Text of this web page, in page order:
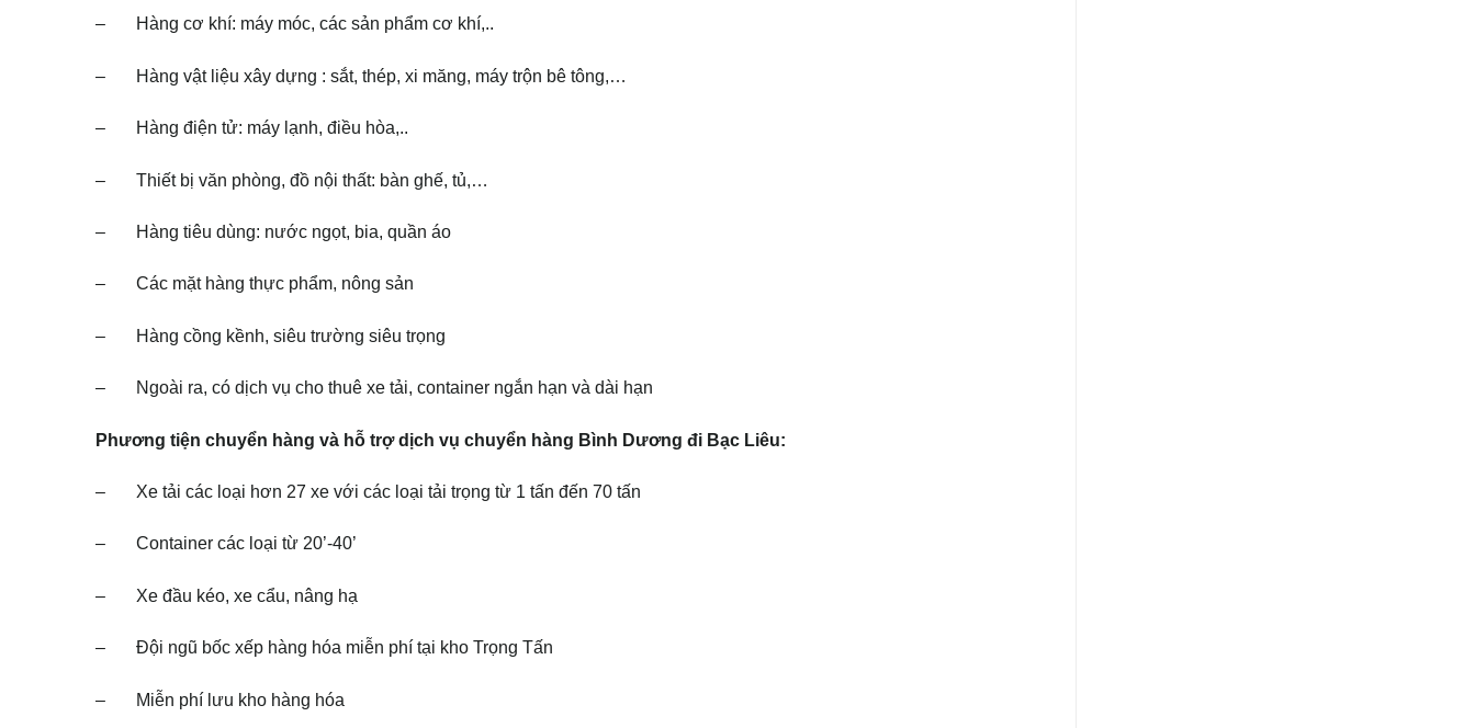
– Hàng cơ khí: máy móc, các sản phẩm cơ khí,..
– Hàng vật liệu xây dựng : sắt, thép, xi măng, máy trộn bê tông,…
– Hàng điện tử: máy lạnh, điều hòa,..
– Thiết bị văn phòng, đồ nội thất: bàn ghế, tủ,…
– Hàng tiêu dùng: nước ngọt, bia, quần áo
– Các mặt hàng thực phẩm, nông sản
– Hàng cồng kềnh, siêu trường siêu trọng
– Ngoài ra, có dịch vụ cho thuê xe tải, container ngắn hạn và dài hạn
Phương tiện chuyển hàng và hỗ trợ dịch vụ chuyển hàng Bình Dương đi Bạc Liêu:
– Xe tải các loại hơn 27 xe với các loại tải trọng từ 1 tấn đến 70 tấn
– Container các loại từ 20’-40’
– Xe đầu kéo, xe cẩu, nâng hạ
– Đội ngũ bốc xếp hàng hóa miễn phí tại kho Trọng Tấn
– Miễn phí lưu kho hàng hóa